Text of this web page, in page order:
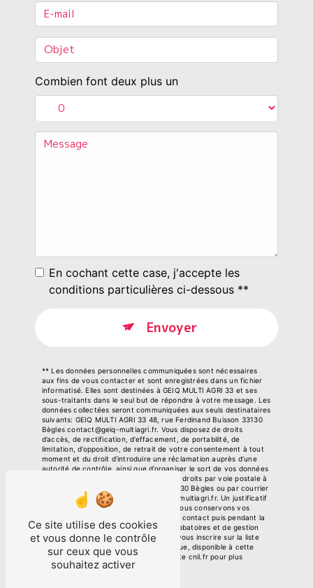
Combien font deux plus un
En cochant cette case, j'accepte les
conditions particulières ci-dessous **
Envoyer
** Les données personnelles communiquées sont nécessaires
aux fins de vous contacter et sont enregistrées dans un fichier
informatisé. Elles sont destinées à GEIQ MULTI AGRI 33 et ses
sous-traitants dans le seul but de répondre à votre message. Les
données collectées seront communiquées aux seuls destinataires
suivants: GEIQ MULTI AGRI 33 48, rue Ferdinand Buisson 33130
Bègles contact@geiq-multiagri.fr. Vous disposez de droits
d’accès, de rectification, d’effacement, de portabilité, de
limitation, d’opposition, de retrait de votre consentement à tout
moment et du droit d’introduire une réclamation auprès d’une
autorité de contrôle, ainsi que d’organiser le sort de vos données
post-mortem. Vous pouvez exercer ces droits par voie postale à
l'adresse 48, rue Ferdinand Buisson 33130 Bègles ou par courrier
électronique à l'adresse contact@geiq-multiagri.fr. Un justificatif
d'identité pourra vous être demandé. Nous conservons vos
données pendant la période de prise de contact puis pendant la
durée de prescription légale aux fins probatoires et de gestion
des contentieux. Vous avez le droit de vous inscrire sur la liste
d'opposition au démarchage téléphonique, disponible à cette
adresse:Bloctel.gouv.fr. Consultez le site cnil.fr pour plus
d’informations sur vos droits.
Ce site utilise des cookies
et vous donne le contrôle
sur ceux que vous
souhaitez activer